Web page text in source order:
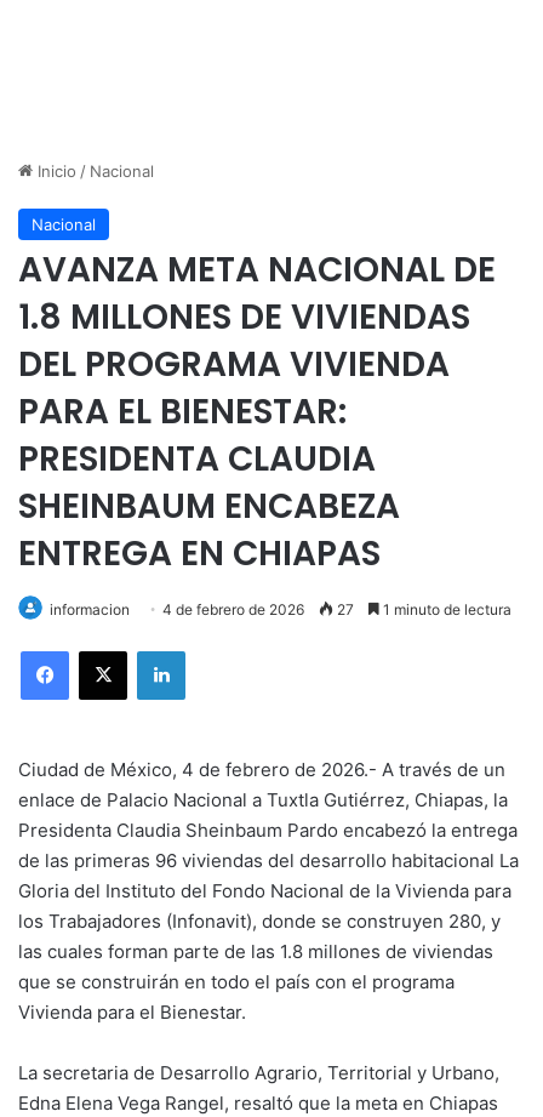
Inicio / Nacional
Nacional
AVANZA META NACIONAL DE
1.8 MILLONES DE VIVIENDAS
DEL PROGRAMA VIVIENDA
PARA EL BIENESTAR:
PRESIDENTA CLAUDIA
SHEINBAUM ENCABEZA
ENTREGA EN CHIAPAS
informacion 4 de febrero de 2026 27 1 minuto de lectura
LinkedIn
Ciudad de México, 4 de febrero de 2026.- A través de un
enlace de Palacio Nacional a Tuxtla Gutiérrez, Chiapas, la
Presidenta Claudia Sheinbaum Pardo encabezó la entrega
de las primeras 96 viviendas del desarrollo habitacional La
Gloria del Instituto del Fondo Nacional de la Vivienda para
los Trabajadores (Infonavit), donde se construyen 280, y
las cuales forman parte de las 1.8 millones de viviendas
que se construirán en todo el país con el programa
Vivienda para el Bienestar.
La secretaria de Desarrollo Agrario, Territorial y Urbano,
Edna Elena Vega Rangel, resaltó que la meta en Chiapas